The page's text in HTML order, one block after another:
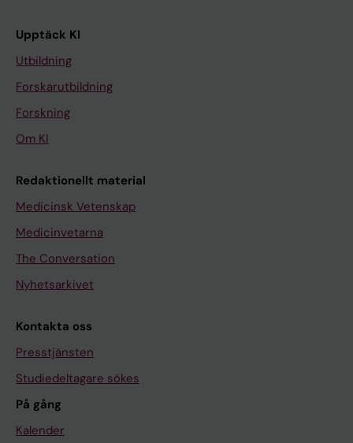
Upptäck KI
Utbildning
Forskarutbildning
Forskning
Om KI
Redaktionellt material
Medicinsk Vetenskap
Medicinvetarna
The Conversation
Nyhetsarkivet
Kontakta oss
Presstjänsten
Studiedeltagare sökes
På gång
Kalender